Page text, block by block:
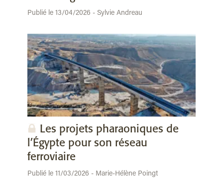
Publié le 13/04/2026 - Sylvie Andreau
Les projets pharaoniques de
l’Égypte pour son réseau
ferroviaire
Publié le 11/03/2026 - Marie-Hélène Poingt